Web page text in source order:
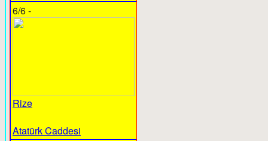
6/6 -
Rize
Atatürk Caddesi